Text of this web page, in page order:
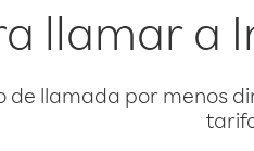
llamar a
llamada por menos